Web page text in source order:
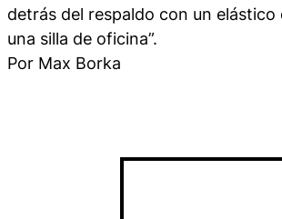
detrás del respaldo con un
una silla de oficina”.
Por Max Borka